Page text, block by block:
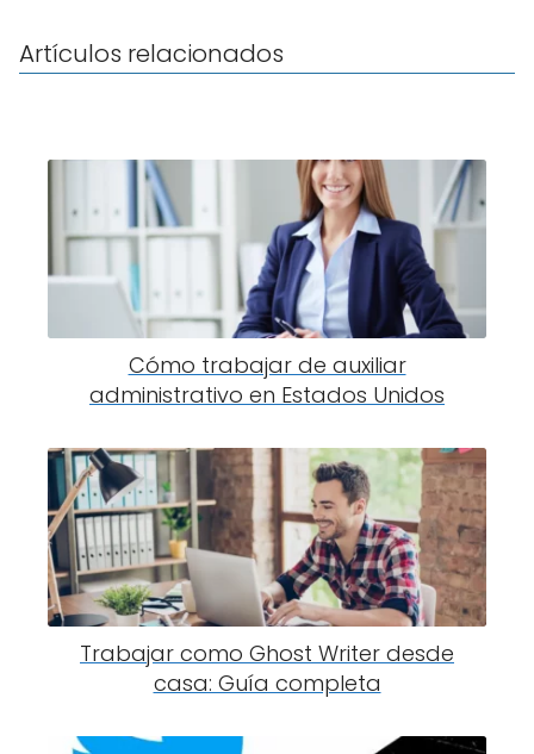
Artículos relacionados
Cómo trabajar de auxiliar
administrativo en Estados Unidos
Trabajar como Ghost Writer desde
casa: Guía completa